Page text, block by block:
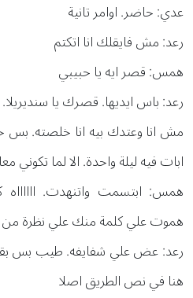
عدي: حاضر. اوامر تانية
رعد: مش فايقلك انا اتكتم
همس: قصر ايه يا حبيبي
رعد: باس ايديها. قصرك يا سنديريلا.
مش انا وعتدك بيه انا خلصته.
ابات فيه ليلة واحدة. الا لما تكوني
همس: ابتسمت واتنهدت.
هموت علي كلمة منك علي نظرة
رعد: عض علي شفايفه. طيب بس
هنا في نص الطريق اصلا